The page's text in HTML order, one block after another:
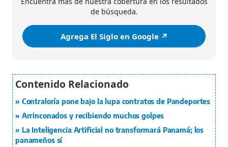
de búsqueda.
Agrega El Siglo en Google ↗️
Contraloría pone bajo la lupa contratos de Pandeportes
Arrinconados y recibiendo muchos golpes
La Inteligencia Artificial no transformará Panamá; los
panameños sí